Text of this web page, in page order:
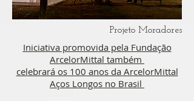
Projeto Moradores
Iniciativa promovida pela Fundação
ArcelorMittal também
celebrará os 100 anos da ArcelorMittal
Aços Longos no Brasil